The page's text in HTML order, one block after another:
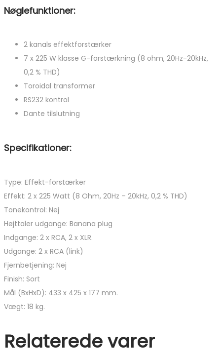
Nøglefunktioner:
2 kanals effektforstærker
7 x 225 W klasse G-forstærkning (8 ohm, 20Hz-20kHz,
0,2 % THD)
Toroidal transformer
RS232 kontrol
Dante tilslutning
Specifikationer:
Type: Effekt-forstærker
Effekt: 2 x 225 Watt (8 Ohm, 20Hz – 20kHz, 0,2 % THD)
Tonekontrol: Nej
Højttaler udgange: Banana plug
Indgange: 2 x RCA, 2 x XLR.
Udgange: 2 x RCA (link)
Fjernbetjening: Nej
Finish: Sort
Mål (BxHxD): 433 x 425 x 177 mm.
Vægt: 18 kg.
Relaterede varer